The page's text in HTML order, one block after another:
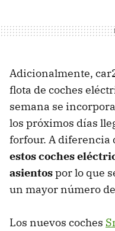
Adicionalmente,
flota de coches
semana se
los próximos días
forfour. A diferencia
estos coches
asientospor lo que
un mayor número
Los nuevos coches